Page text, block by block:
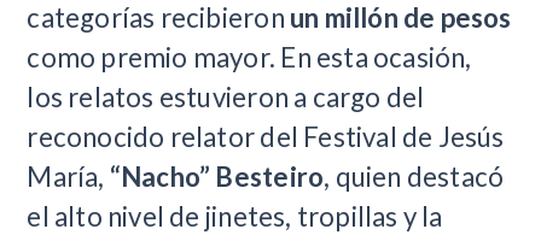
categorías recibieron un millón de pesos
como premio mayor. En esta ocasión,
los relatos estuvieron a cargo del
reconocido relator del Festival de Jesús
María, “Nacho” Besteiro, quien destacó
el alto nivel de jinetes, tropillas y la